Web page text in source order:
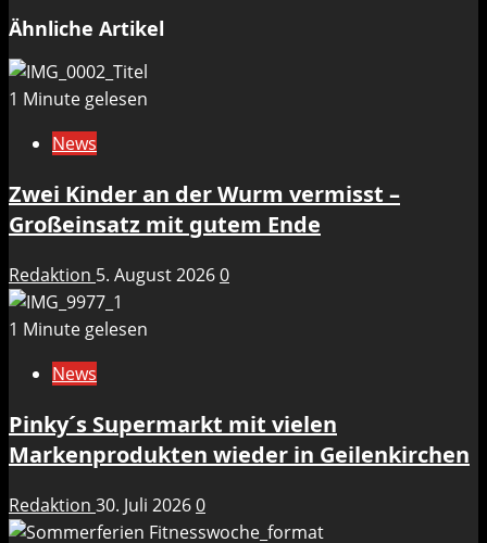
Ähnliche Artikel
1 Minute gelesen
News
Zwei Kinder an der Wurm vermisst –
Großeinsatz mit gutem Ende
Redaktion 5. August 20260
1 Minute gelesen
News
Pinky´s Supermarkt mit vielen
Markenprodukten wieder in Geilenkirchen
Redaktion 30. Juli 20260